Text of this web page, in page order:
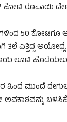
ಕೋಟಿ ರೂಪಾಯಿ
50 ಕೋಟಿಗೂ
ತಲೆ ಎತ್ತಿದ್ದ
ಲೂಟಿ
ಮುಂದೆ
ಅವಕಾಶವನ್ನು